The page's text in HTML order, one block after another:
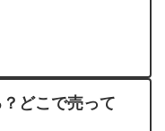
どこで売って